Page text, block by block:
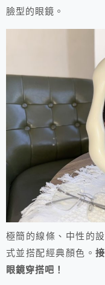
臉型的眼鏡。
極簡的線條、中性的
式並搭配經典顏色。
眼鏡穿搭吧！